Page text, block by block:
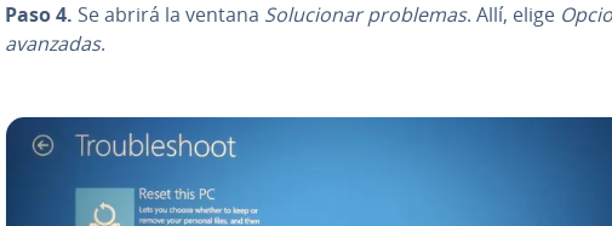
Paso 4. Se abrirá la ventana So­lu­cio­nar problemas. Allí, elige
avanzadas.